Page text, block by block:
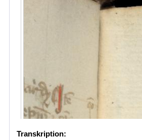
Transkription: